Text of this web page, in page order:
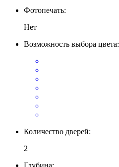
Фотопечать:
Нет
Возможность выбора цвета:
Количество дверей:
2
Глубина: